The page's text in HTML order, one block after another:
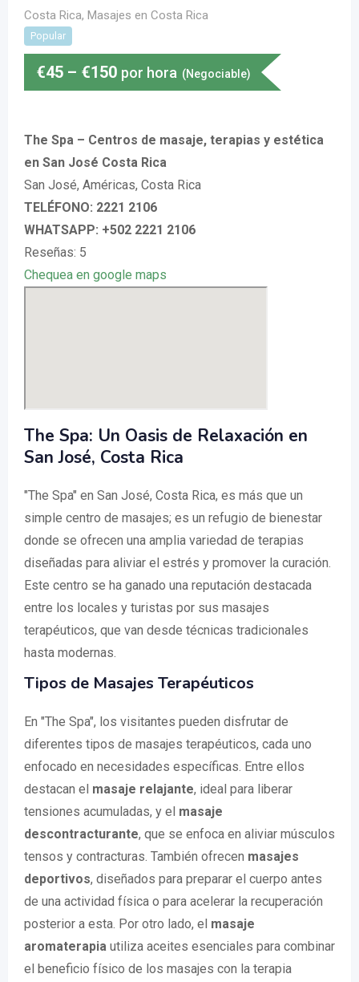
Costa Rica, Masajes en Costa Rica
Popular
€45 – €150 por hora (Negociable)
The Spa – Centros de masaje, terapias y estética
en San José Costa Rica
San José, Américas, Costa Rica
TELÉFONO: 2221 2106
WHATSAPP: +502 2221 2106
Reseñas: 5
Chequea en google maps
The Spa: Un Oasis de Relaxación en
San José, Costa Rica
"The Spa" en San José, Costa Rica, es más que un
simple centro de masajes; es un refugio de bienestar
donde se ofrecen una amplia variedad de terapias
diseñadas para aliviar el estrés y promover la curación.
Este centro se ha ganado una reputación destacada
entre los locales y turistas por sus masajes
terapéuticos, que van desde técnicas tradicionales
hasta modernas.
Tipos de Masajes Terapéuticos
En "The Spa", los visitantes pueden disfrutar de
diferentes tipos de masajes terapéuticos, cada uno
enfocado en necesidades específicas. Entre ellos
destacan el masaje relajante, ideal para liberar
tensiones acumuladas, y el masaje
descontracturante, que se enfoca en aliviar músculos
tensos y contracturas. También ofrecen masajes
deportivos, diseñados para preparar el cuerpo antes
de una actividad física o para acelerar la recuperación
posterior a esta. Por otro lado, el masaje
aromaterapia utiliza aceites esenciales para combinar
el beneficio físico de los masajes con la terapia